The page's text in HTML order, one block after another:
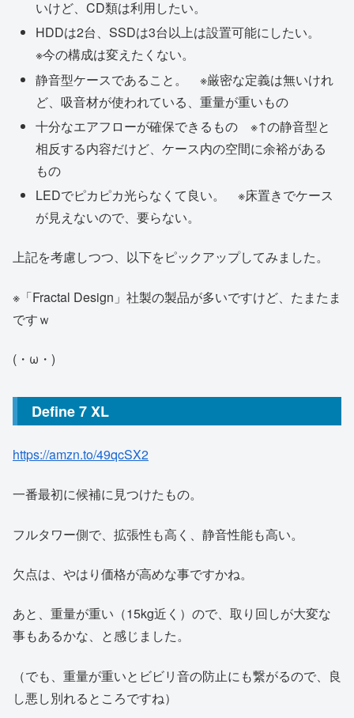
いけど、CD類は利用したい。
HDDは2台、SSDは3台以上は設置可能にしたい。
※今の構成は変えたくない。
静音型ケースであること。 ※厳密な定義は無いけれ
ど、吸音材が使われている、重量が重いもの
十分なエアフローが確保できるもの ※↑の静音型と
相反する内容だけど、ケース内の空間に余裕がある
もの
LEDでピカピカ光らなくて良い。 ※床置きでケース
が見えないので、要らない。
上記を考慮しつつ、以下をピックアップしてみました。
※「Fractal Design」社製の製品が多いですけど、たまたま
ですｗ
(・ω・)
Define 7 XL
https://amzn.to/49qcSX2
一番最初に候補に見つけたもの。
フルタワー側で、拡張性も高く、静音性能も高い。
欠点は、やはり価格が高めな事ですかね。
あと、重量が重い（15kg近く）ので、取り回しが大変な
事もあるかな、と感じました。
（でも、重量が重いとビビリ音の防止にも繋がるので、良
し悪し別れるところですね）